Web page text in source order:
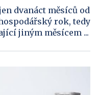
dvanáct měsíců od
rok, tedy
jiným měsícem ...